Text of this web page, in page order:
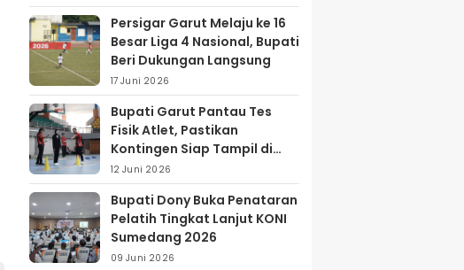
Persigar Garut Melaju ke 16
Besar Liga 4 Nasional, Bupati
Beri Dukungan Langsung
17 Juni 2026
Bupati Garut Pantau Tes
Fisik Atlet, Pastikan
Kontingen Siap Tampil di
Porprov 2026
12 Juni 2026
Bupati Dony Buka Penataran
Pelatih Tingkat Lanjut KONI
Sumedang 2026
09 Juni 2026